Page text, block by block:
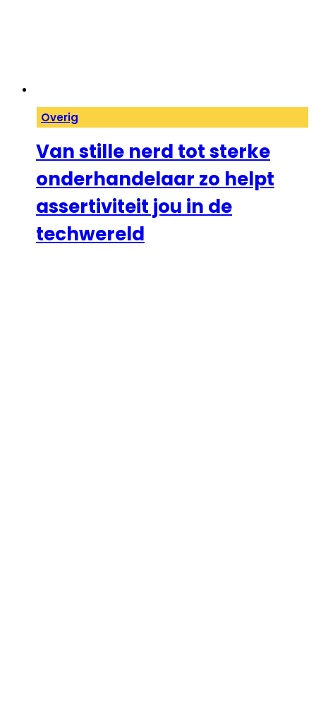
Overig
Van stille nerd tot sterke
onderhandelaar zo helpt
assertiviteit jou in de
techwereld